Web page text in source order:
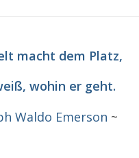
macht dem Platz,
wohin er geht.
Waldo Emerson ~